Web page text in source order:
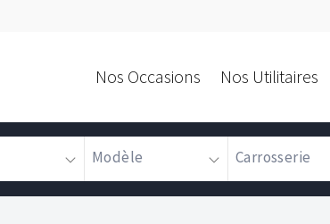
Nos Occasions Nos Utilitaires
Modèle Carrosserie